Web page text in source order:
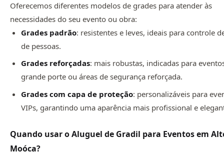
Oferecemos diferentes modelos de grades para atender às
necessidades do seu evento ou obra:
Grades padrão: resistentes e leves, ideais para controle
de pessoas.
Grades reforçadas: mais robustas, indicadas para
grande porte ou áreas de segurança reforçada.
Grades com capa de proteção: personalizáveis para
VIPs, garantindo uma aparência mais profissional e
Quando usar o Aluguel de Gradil para Eventos em
Moóca?